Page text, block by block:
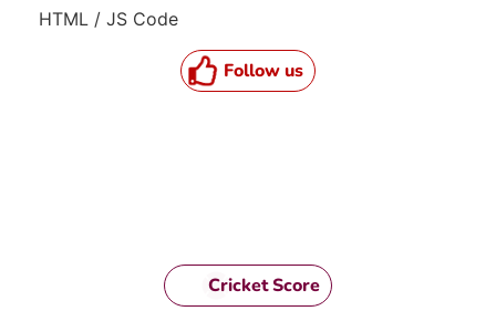
HTML / JS Code
Follow us
Cricket Score